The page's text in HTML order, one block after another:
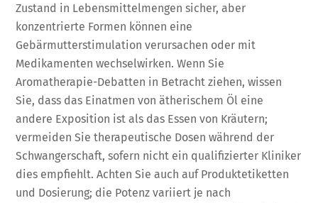
Zustand in Lebensmittelmengen sicher, aber
konzentrierte Formen können eine
Gebärmutterstimulation verursachen oder mit
Medikamenten wechselwirken. Wenn Sie
Aromatherapie-Debatten in Betracht ziehen, wissen
Sie, dass das Einatmen von ätherischem Öl eine
andere Exposition ist als das Essen von Kräutern;
vermeiden Sie therapeutische Dosen während der
Schwangerschaft, sofern nicht ein qualifizierter Kliniker
dies empfiehlt. Achten Sie auch auf Produktetiketten
und Dosierung; die Potenz variiert je nach